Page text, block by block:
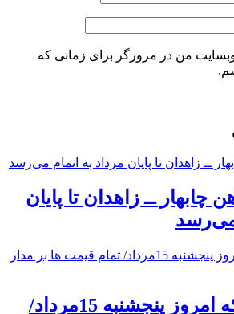
وبسایت من در مرورگر برای زمانی که
چابهار ــ زاهدان تا پایان
می‌رسد
قیمت طلا و سکه امروز پنجشنبه 15مرداد/